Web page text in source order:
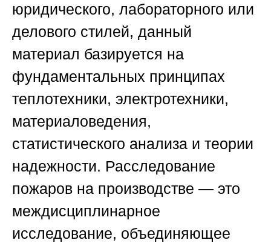
юридического, лабораторного или
делового стилей, данный
материал базируется на
фундаментальных принципах
теплотехники, электротехники,
материаловедения,
статистического анализа и теории
надежности. Расследование
пожаров на производстве — это
междисциплинарное
исследование, объединяющее